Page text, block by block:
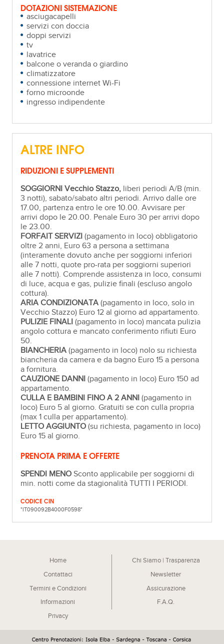
DOTAZIONI SISTEMAZIONE
asciugacapelli
servizi con doccia
doppi servizi
tv
lavatrice
balcone o veranda o giardino
climatizzatore
connessione internet Wi-Fi
forno microonde
ingresso indipendente
ALTRE INFO
RIDUZIONI E SUPPLEMENTI
SOGGIORNIVecchio Stazzo, liberi periodi A/B (min.
3 notti), sabato/sabato altri periodi. Arrivo dalle ore
17.00, partenza entro le ore 10.00. Avvisare per
arrivi dopo le 20.00. Penale Euro 30 per arrivi dopo
le 23.00.
FORFAIT SERVIZI (pagamento in loco) obbligatorio
oltre 2 anni, Euro 63 a persona a settimana
(interamente dovuto anche per soggiorni inferiori
alle 7 notti, quote pro-rata per soggiorni superiori
alle 7 notti). Comprende assistenza in loco, consumi
di luce, acqua e gas, pulizie finali (escluso angolo
cottura).
ARIA CONDIZIONATA (pagamento in loco, solo in
Vecchio Stazzo) Euro 12 al giorno ad appartamento.
PULIZIE FINALI (pagamento in loco) mancata pulizia
angolo cottura e mancato conferimento rifiuti Euro
50.
BIANCHERIA (pagamento in loco) nolo su richiesta
biancheria da camera e da bagno Euro 15 a persona
a fornitura.
CAUZIONE DANNI (pagamento in loco) Euro 150 ad
appartamento.
CULLA E BAMBINI FINO A 2 ANNI (pagamento in
loco) Euro 5 al giorno. Gratuiti se con culla propria
(max 1 culla per appartamento).
LETTO AGGIUNTO (su richiesta, pagamento in loco)
Euro 15 al giorno.
PRENOTA PRIMA E OFFERTE
SPENDI MENO Sconto applicabile per soggiorni di
min. notti come da stagionalità TUTTI I PERIODI.
CODICE CIN
"IT090092B4000F0598"
Home
Chi Siamo | Trasparenza
Contattaci
Newsletter
Termini e Condizioni
Assicurazione
Informazioni
F.A.Q.
Privacy